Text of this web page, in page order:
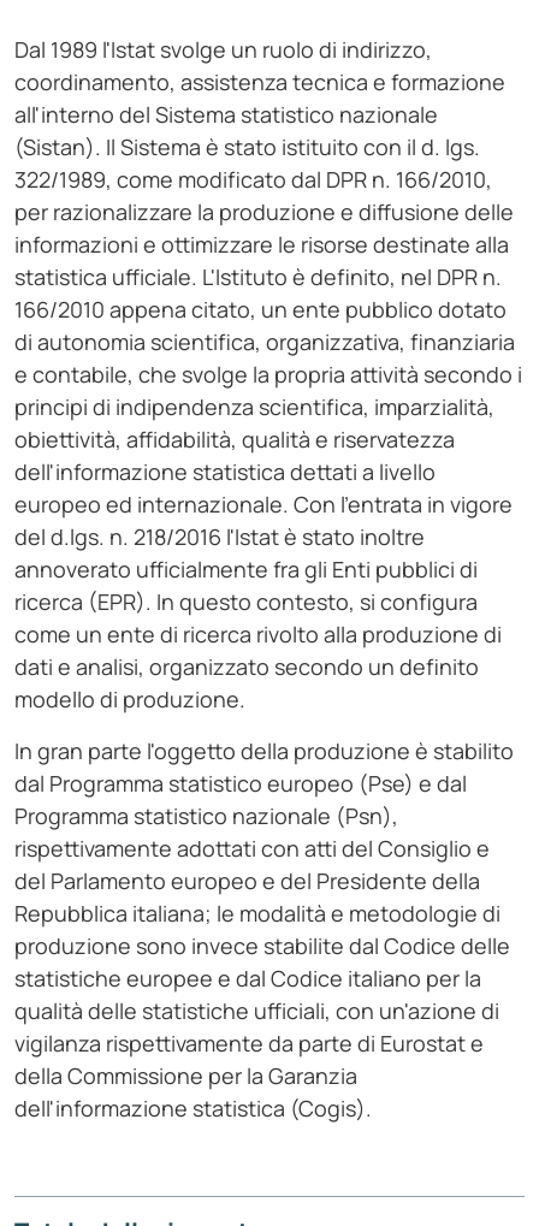
Dal 1989 l'Istat svolge un ruolo di indirizzo,
coordinamento, assistenza tecnica e formazione
all'interno del Sistema statistico nazionale
(Sistan). Il Sistema è stato istituito con il d. lgs.
322/1989, come modificato dal DPR n. 166/2010,
per razionalizzare la produzione e diffusione delle
informazioni e ottimizzare le risorse destinate alla
statistica ufficiale. L'Istituto è definito, nel DPR n.
166/2010 appena citato, un ente pubblico dotato
di autonomia scientifica, organizzativa, finanziaria
e contabile, che svolge la propria attività secondo i
principi di indipendenza scientifica, imparzialità,
obiettività, affidabilità, qualità e riservatezza
dell'informazione statistica dettati a livello
europeo ed internazionale. Con l'entrata in vigore
del d.lgs. n. 218/2016 l'Istat è stato inoltre
annoverato ufficialmente fra gli Enti pubblici di
ricerca (EPR). In questo contesto, si configura
come un ente di ricerca rivolto alla produzione di
dati e analisi, organizzato secondo un definito
modello di produzione.
In gran parte l'oggetto della produzione è stabilito
dal Programma statistico europeo (Pse) e dal
Programma statistico nazionale (Psn),
rispettivamente adottati con atti del Consiglio e
del Parlamento europeo e del Presidente della
Repubblica italiana; le modalità e metodologie di
produzione sono invece stabilite dal Codice delle
statistiche europee e dal Codice italiano per la
qualità delle statistiche ufficiali, con un'azione di
vigilanza rispettivamente da parte di Eurostat e
della Commissione per la Garanzia
dell'informazione statistica (Cogis).